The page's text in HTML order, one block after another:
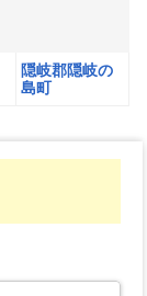
隠岐郡隠岐の
島町